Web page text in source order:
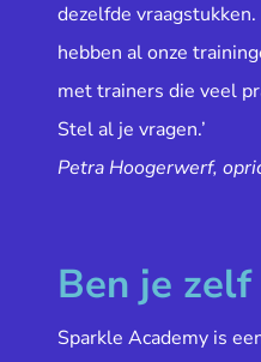
dezelfde
hebben al onze
met trainers die veel
Stel al je vragen.’
Petra Hoogerwerf,
Ben je
Sparkle Academy is